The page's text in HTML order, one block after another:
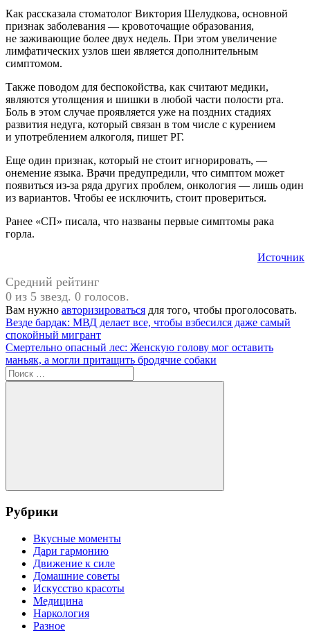
Как рассказала стоматолог Виктория Шелудкова, основной
признак заболевания — кровоточащие образования,
не заживающие более двух недель. При этом увеличение
лимфатических узлов шеи является дополнительным
симптомом.
Также поводом для беспокойства, как считают медики,
являются утолщения и шишки в любой части полости рта.
Боль в этом случае проявляется уже на поздних стадиях
развития недуга, который связан в том числе с курением
и употреблением алкоголя, пишет РГ.
Еще один признак, который не стоит игнорировать, —
онемение языка. Врачи предупредили, что симптом может
появиться из-за ряда других проблем, онкология — лишь один
из вариантов. Чтобы ее исключить, стоит провериться.
Ранее «СП» писала, что названы первые симптомы рака
горла.
Источник
Средний рейтинг
0 из 5 звезд. 0 голосов.
Вам нужно авторизироваться для того, чтобы проголосовать.
#Рак
языка
Навигация
по
записям
Предыдущая
запись:
Везде бардак: МВД делает все, чтобы взбесился даже самый
спокойный мигрант
Следующая
запись:
Смертельно опасный лес: Женскую голову мог оставить
маньяк, а могли притащить бродячие собаки
Поиск
для:
Поиск
Рубрики
Вкусные моменты
Дари гармонию
Движение к силе
Домашние советы
Искусство красоты
Медицина
Наркология
Разное